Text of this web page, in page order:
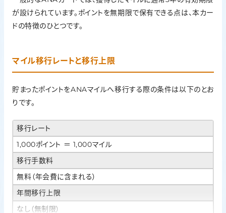
が設けられています。ポイントを無期限で保有できる点は、本カー
ドの特徴のひとつです。
マイル移行レートと移行上限
貯まったポイントをANAマイルへ移行する際の条件は以下のとお
りです。
移行レート
1,000ポイント ＝ 1,000マイル
移行手数料
無料（年会費に含まれる）
年間移行上限
なし（無制限）